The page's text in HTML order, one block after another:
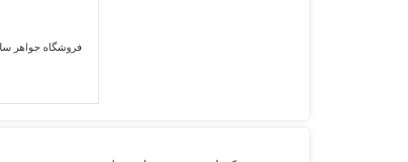
فروشگاه جواهر